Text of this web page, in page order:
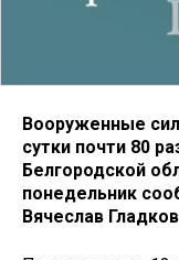
Вооруженные
сутки почти 80
Белгородской
понедельник
Вячеслав